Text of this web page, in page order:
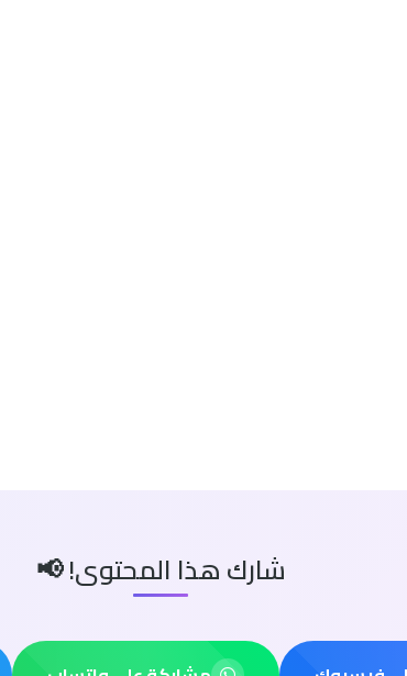
شارك هذا المحتوى! 📢